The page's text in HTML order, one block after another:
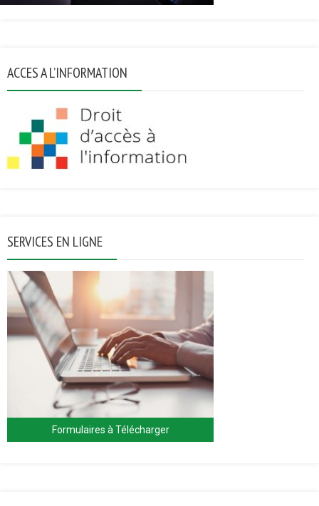
ACCES A L’INFORMATION
SERVICES EN LIGNE
Formulaires à Télécharger